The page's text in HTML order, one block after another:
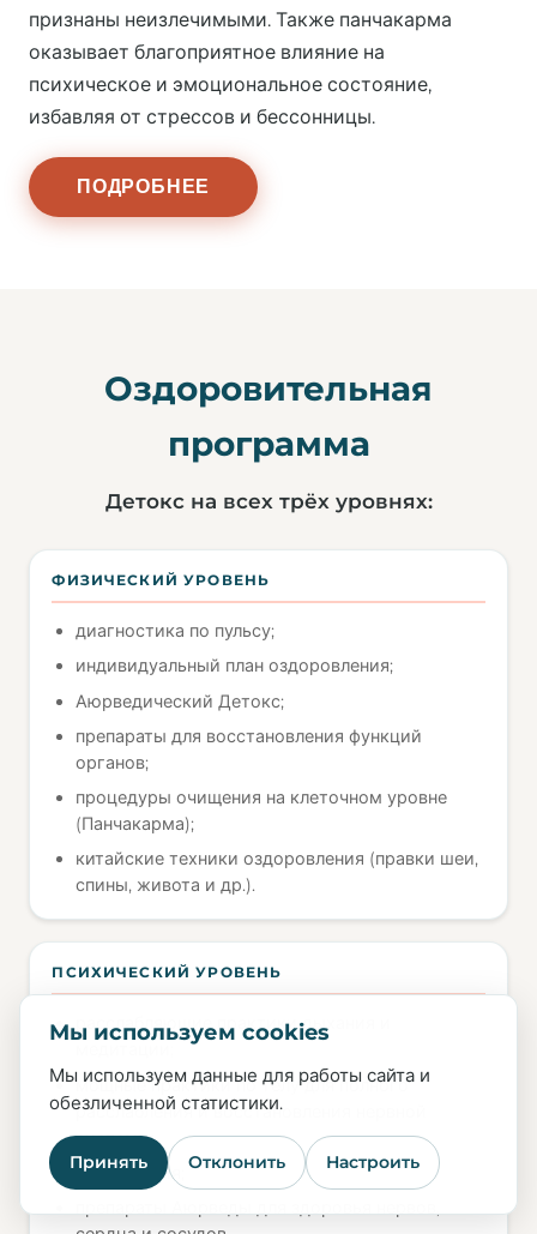
признаны неизлечимыми. Также панчакарма
оказывает благоприятное влияние на
психическое и эмоциональное состояние,
избавляя от стрессов и бессонницы.
ПОДРОБНЕЕ
Оздоровительная
программа
Детокс на всех трёх уровнях:
ФИЗИЧЕСКИЙ УРОВЕНЬ
диагностика по пульсу;
индивидуальный план оздоровления;
Аюрведический Детокс;
препараты для восстановления функций
органов;
процедуры очищения на клеточном уровне
(Панчакарма);
китайские техники оздоровления (правки шеи,
спины, живота и др.).
ПСИХИЧЕСКИЙ УРОВЕНЬ
расслабляющие практики дыхания и
мощные практики по телу для полного
расслабления и восстановления нервной
системы;
арт-терапия;
Мы используем cookies
Мы используем данные для работы сайта и
обезличенной статистики.
Принять Отклонить Настроить